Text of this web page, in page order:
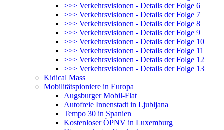
>>> Verkehrsvisionen - Details der Folge 6
>>> Verkehrsvisionen - Details der Folge 7
>>> Verkehrsvisionen - Details der Folge 8
>>> Verkehrsvisionen - Details der Folge 9
>>> Verkehrsvisionen - Details der Folge 10
>>> Verkehrsvisionen - Details der Folge 11
>>> Verkehrsvisionen - Details der Folge 12
>>> Verkehrsvisionen - Details der Folge 13
Kidical Mass
Mobilitätspioniere in Europa
Augsburger Mobil-Flat
Autofreie Innenstadt in Ljubljana
Tempo 30 in Spanien
Kostenloser ÖPNV in Luxemburg